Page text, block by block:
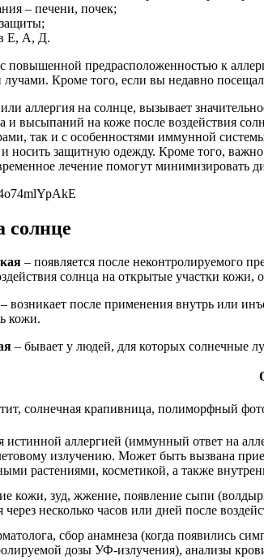
– печени, почек;
Е, А, Д.
предрасположенностью к
Кроме того, если вы недавно
аллергия на солнце, вызывает
и высыпаний на коже после воздействия
так и с особенностями иммунной
носить защитную одежду. Кроме того, важно
лечение помогут минимизировать
солнце
– появляется после неконтролируемого
солнца на открытые участки кожи,
– возникает после применения внутрь или
кожи.
– бывает у людей, для которых солнечные
солнечная крапивница, полиморфный
истинной аллергией (иммунный ответ на
излучению. Может быть вызвана
растениями, косметикой, а также
кожи, зуд, жжение, появление сыпи
через несколько часов или дней после
сбор анамнеза (когда появились
дозы УФ-излучения), анализы